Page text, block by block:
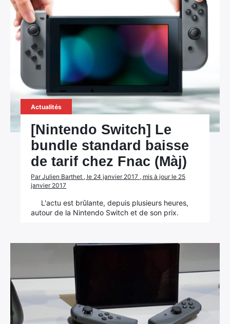
Actualités
[Nintendo Switch] Le
bundle standard baisse
de tarif chez Fnac (Màj)
Par Julien Barthet , le 24 janvier 2017 , mis à jour le 25
janvier 2017
L'actu est brûlante, depuis plusieurs heures,
autour de la Nintendo Switch et de son prix.